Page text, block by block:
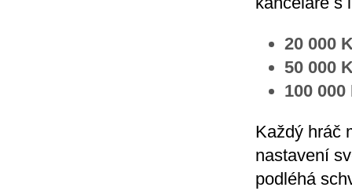
20 000
50 000
100 000
Každý hráč
nastavení
podléhá